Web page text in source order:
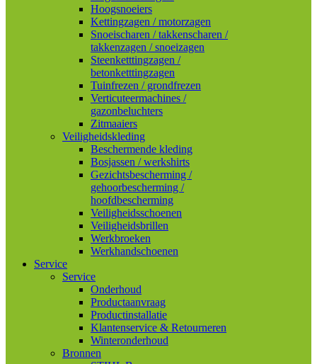
Hoogsnoeiers
Kettingzagen / motorzagen
Snoeischaren / takkenscharen /
takkenzagen / snoeizagen
Steenketttingzagen /
betonketttingzagen
Tuinfrezen / grondfrezen
Verticuteermachines /
gazonbeluchters
Zitmaaiers
Veiligheidskleding
Beschermende kleding
Bosjassen / werkshirts
Gezichtsbescherming /
gehoorbescherming /
hoofdbescherming
Veiligheidsschoenen
Veiligheidsbrillen
Werkbroeken
Werkhandschoenen
Service
Service
Onderhoud
Productaanvraag
Productinstallatie
Klantenservice & Retourneren
Winteronderhoud
Bronnen